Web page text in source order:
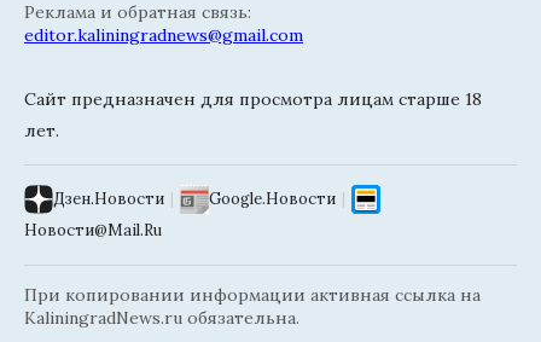
Реклама и обратная связь:
editor.kaliningradnews@gmail.com
Сайт предназначен для просмотра лицам старше 18
лет.
Дзен.Новости | Google.Новости |
Новости@Mail.Ru
При копировании информации активная ссылка на
KaliningradNews.ru обязательна.